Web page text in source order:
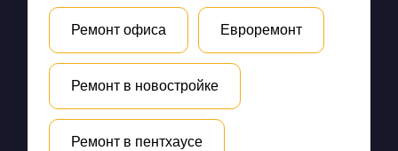
Ремонт офиса Евроремонт
Ремонт в новостройке
Ремонт в пентхаусе